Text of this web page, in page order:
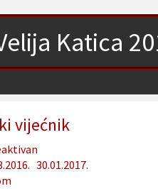
Katica
vijećnik
30.01.2017.